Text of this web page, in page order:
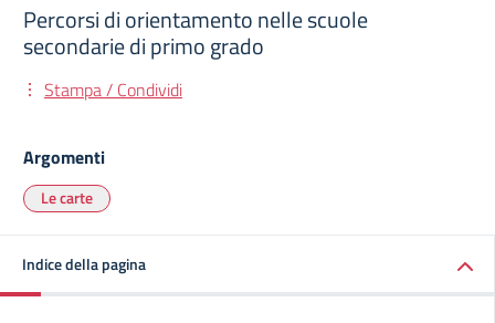
Percorsi di orientamento nelle scuole
secondarie di primo grado
Stampa / Condividi
Argomenti
Le carte
Indice della pagina